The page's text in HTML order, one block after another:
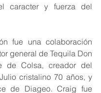
caracter y fuerza del
fue una colaboración
general de Tequila Don
de Colsa, creador del
cristalino 70 años, y
de Diageo. Craig fue